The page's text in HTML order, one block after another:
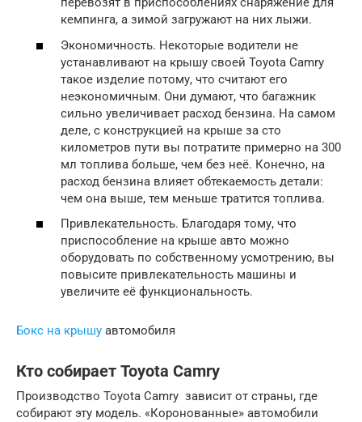
кемпинга, а зимой загружают на них лыжи.
Экономичность. Некоторые водители не
устанавливают на крышу своей Toyota Camry
такое изделие потому, что считают его
неэкономичным. Они думают, что багажник
сильно увеличивает расход бензина. На самом
деле, с конструкцией на крыше за сто
километров пути вы потратите примерно на 300
мл топлива больше, чем без неё. Конечно, на
расход бензина влияет обтекаемость детали:
чем она выше, тем меньше тратится топлива.
Привлекательность. Благодаря тому, что
приспособление на крыше авто можно
оборудовать по собственному усмотрению, вы
повысите привлекательность машины и
увеличите её функциональность.
Бокс на крышу автомобиля
Кто собирает Toyota Camry
Производство Toyota Camry зависит от страны, где
собирают эту модель. «Коронованные» автомобили